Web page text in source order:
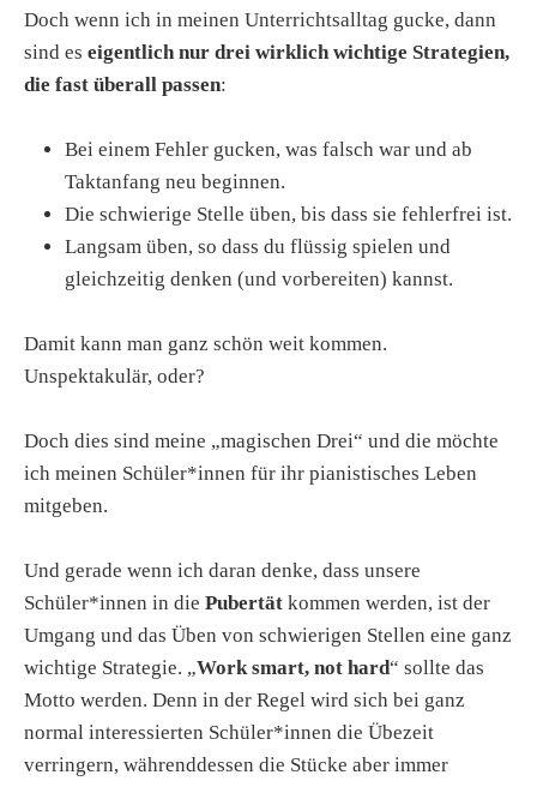
Doch wenn ich in meinen Unterrichtsalltag gucke, dann
sind es eigentlich nur drei wirklich wichtige Strategien,
die fast überall passen:
Bei einem Fehler gucken, was falsch war und ab
Taktanfang neu beginnen.
Die schwierige Stelle üben, bis dass sie fehlerfrei ist.
Langsam üben, so dass du flüssig spielen und
gleichzeitig denken (und vorbereiten) kannst.
Damit kann man ganz schön weit kommen.
Unspektakulär, oder?
Doch dies sind meine „magischen Drei“ und die möchte
ich meinen Schüler*innen für ihr pianistisches Leben
mitgeben.
Und gerade wenn ich daran denke, dass unsere
Schüler*innen in die Pubertät kommen werden, ist der
Umgang und das Üben von schwierigen Stellen eine ganz
wichtige Strategie. „Work smart, not hard“ sollte das
Motto werden. Denn in der Regel wird sich bei ganz
normal interessierten Schüler*innen die Übezeit
verringern, währenddessen die Stücke aber immer